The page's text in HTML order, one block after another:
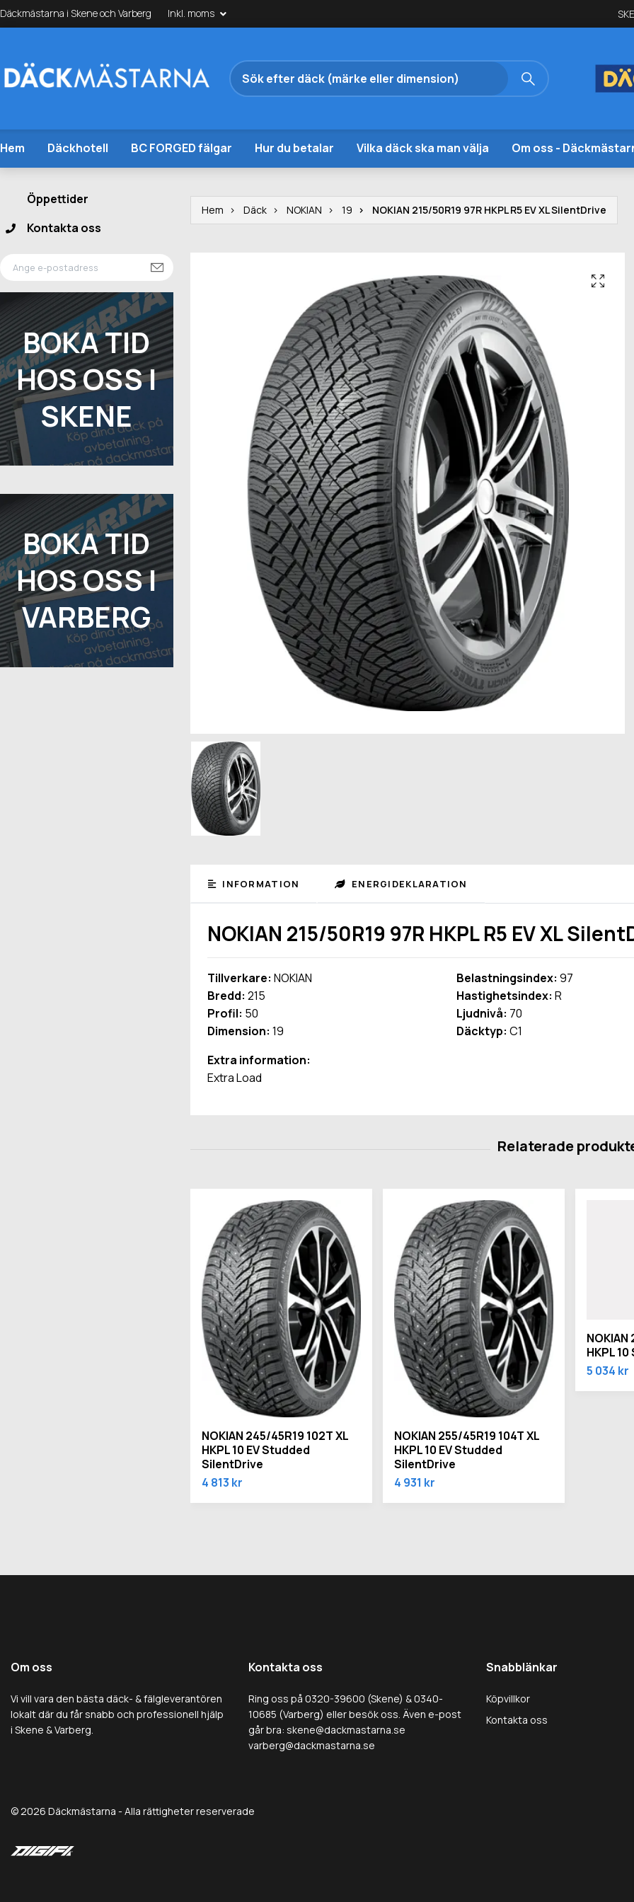
Däckmästarna i Skene och Varberg Inkl. moms
Hem Däckhotell BC FORGED fälgar Hur du betalar Vilka däck ska man välja Om oss -
Öppettider
Kontakta oss
BOKA TID
HOS OSS I
SKENE
BOKA TID
HOS OSS I
VARBERG
Hem Däck NOKIAN 19 NOKIAN 215/50R19 97R HKPL R5 EV XL SilentDrive
INFORMATION ENERGIDEKLARATION
NOKIAN 215/50R19 97R HKPL R5 EV XL
Tillverkare: NOKIAN
Bredd: 215
Profil: 50
Dimension: 19
Belastningsindex: 97
Hastighetsindex: R
Ljudnivå: 70
Däcktyp: C1
Extra information:
Extra Load
NOKIAN 245/45R19 102T XL
HKPL 10 EV Studded
SilentDrive
4 813 kr
NOKIAN 255/45R19 104T XL
HKPL 10 EV Studded
SilentDrive
4 931 kr
NOKIAN
HKPL
5 034 kr
Om oss
Vi vill vara den bästa däck- & fälgleverantören
lokalt där du får snabb och professionell hjälp
i Skene & Varberg.
Kontakta oss
Ring oss på 0320-39600 (Skene) & 0340-
10685 (Varberg) eller besök oss. Även e-post
går bra: skene@dackmastarna.se
varberg@dackmastarna.se
Snabblänkar
Köpvillkor
Kontakta oss
© 2026 Däckmästarna - Alla rättigheter reserverade